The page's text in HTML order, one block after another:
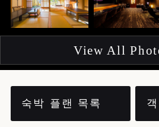
View All
숙박 플랜 목록